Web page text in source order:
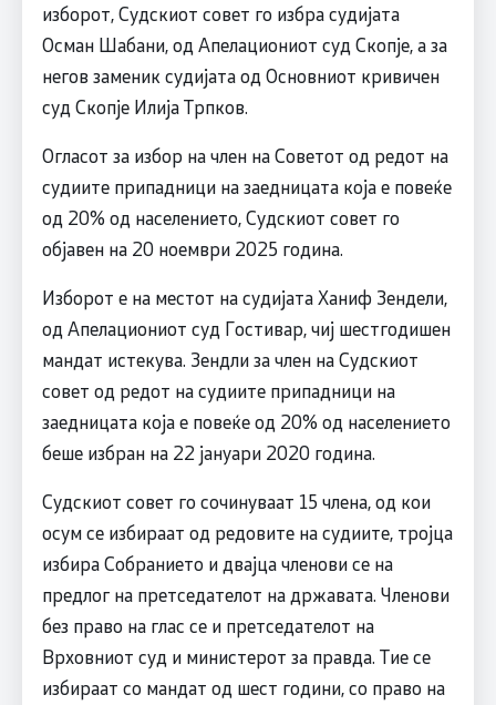
изборот, Судскиот совет го избра судијата
Осман Шабани, од Апелациониот суд Скопје, а за
негов заменик судијата од Основниот кривичен
суд Скопје Илија Трпков.
Огласот за избор на член на Советот од редот на
судиите припадници на заедницата која е повеќе
од 20% од населението, Судскиот совет го
објавен на 20 ноември 2025 година.
Изборот е на местот на судијата Ханиф Зендели,
од Апелациониот суд Гостивар, чиј шестгодишен
мандат истекува. Зендли за член на Судскиот
совет од редот на судиите припадници на
заедницата која е повеќе од 20% од населението
беше избран на 22 јануари 2020 година.
Судскиот совет го сочинуваат 15 члена, од кои
осум се избираат од редовите на судиите, тројца
избира Собранието и двајца членови се на
предлог на претседателот на државата. Членови
без право на глас се и претседателот на
Врховниот суд и министерот за правда. Тие се
избираат со мандат од шест години, со право на